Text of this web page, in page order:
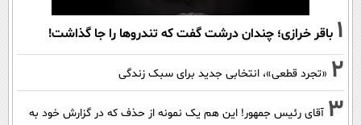
1 باقر خرازی؛ چندان درشت گفت که تندروها را جا گذاشت!
2 «تجرد قطعی»، انتخابی جدید برای سبک زندگی
3 آقای رئیس جمهور! این هم یک نمونه از حذف که در گزارش خود به